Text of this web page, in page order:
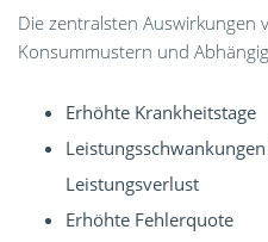
Die zentralsten Auswirkungen
Konsummustern und
Erhöhte Krankheitstage
Leistungsverlust
Erhöhte Fehlerquote